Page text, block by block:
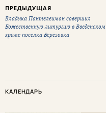
ПРЕДЫДУЩАЯ
Владыка Пантелеимон совершил
Божественную литургию в Введенском
храме посёлка Берёзовка
КАЛЕНДАРЬ